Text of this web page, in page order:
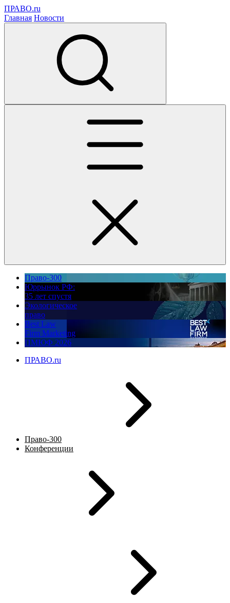
ПРАВО.ru
Главная Новости
Право-300
Юррынок РФ:
35 лет спустя
Экологическое
право
Best Law
Firm Marketing
ПМЮФ 2026
ПРАВО.ru
Право-300
Конференции